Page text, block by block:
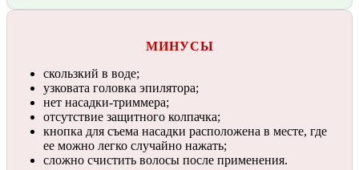
МИНУСЫ
скользкий в воде;
узковата головка эпилятора;
нет насадки-триммера;
отсутствие защитного колпачка;
кнопка для съема насадки расположена в месте, где
ее можно легко случайно нажать;
сложно счистить волосы после применения.